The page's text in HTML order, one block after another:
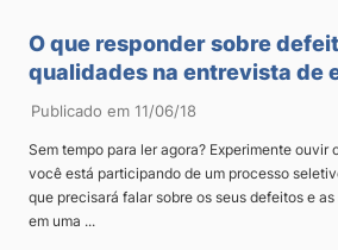
O que responder sobre
qualidades na entrevista de
Publicado em 11/06/18
Sem tempo para ler agora? Experimente ouvir
você está participando de um processo
que precisará falar sobre os seus defeitos e
em uma ...